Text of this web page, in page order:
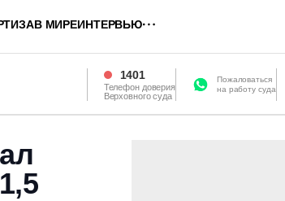
В МИРЕИНТЕРВЬЮ
1401
Телефон доверия
Верховного суда
Пожаловаться
на работу суда